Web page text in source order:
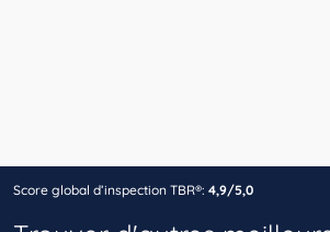
Score global d’inspection TBR®: 4,9/5,0